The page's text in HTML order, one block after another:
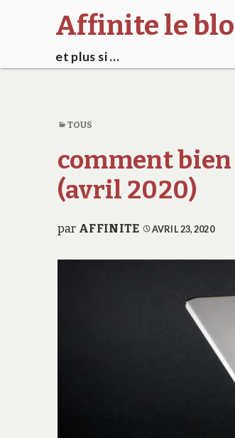
Affinite le
et plus si …
TOUS
comment
(avril 2020)
par AFFINITE AVRIL 23, 2020